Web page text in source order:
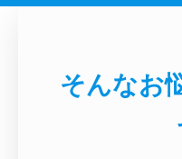
そんなお